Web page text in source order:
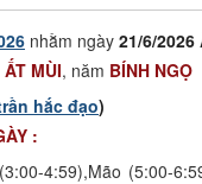
nhằm ngày 21/6/2026
ẤT MÙI, năm BÍNH NGỌ
hắc đạo)
:
4:59),Mão (5:00-